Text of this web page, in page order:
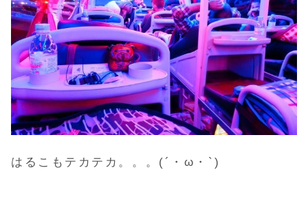
はるこもテカテカ。。。(´・ω・`)